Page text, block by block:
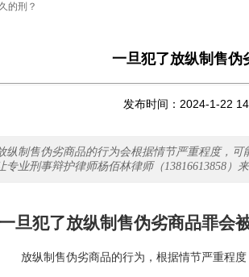
的刑？
一旦犯了放纵制售伪
发布时间：2024-1-22
纵制售伪劣商品的行为会根据情节严重程度，
专业刑事辩护律师杨佰林律师（13816613858）
一旦犯了放纵制售伪劣商品罪会
放纵制售伪劣商品的行为，根据情节严重程度